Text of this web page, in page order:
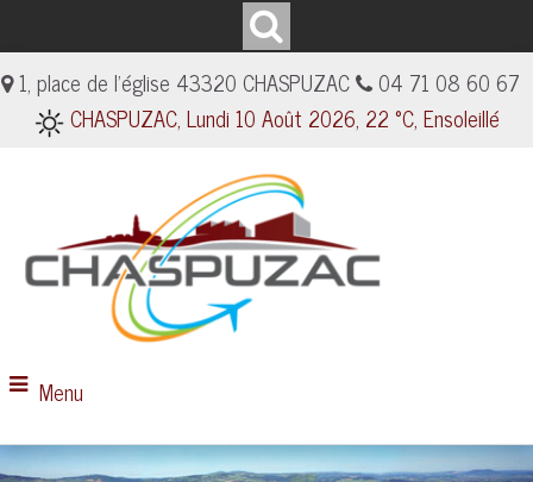
1, place de l'église 43320 CHASPUZAC
04 71 08 60 67
CHASPUZAC, Lundi 10 Août 2026, 22 °C, Ensoleillé
Menu